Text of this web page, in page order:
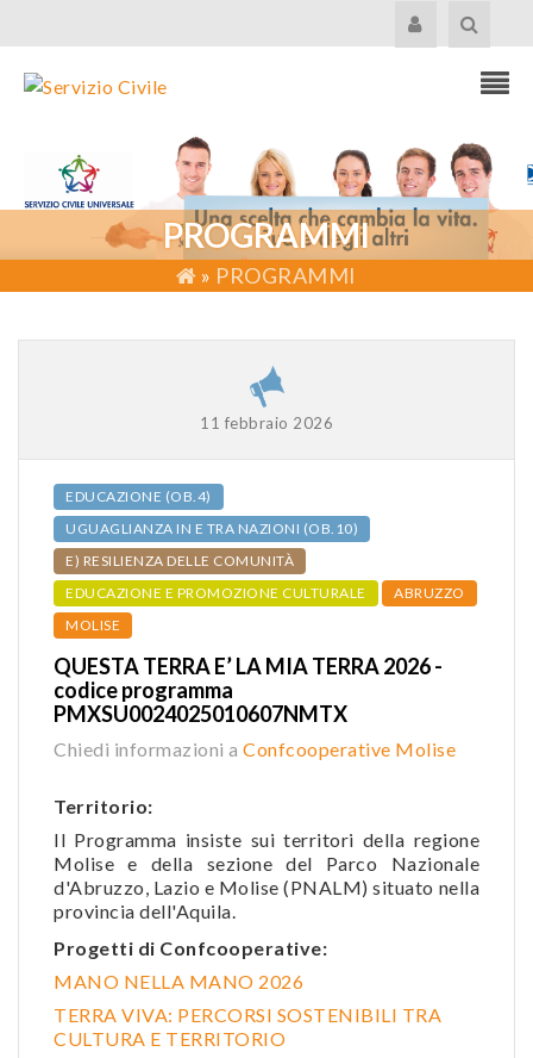
PROGRAMMI
» PROGRAMMI
11 febbraio 2026
EDUCAZIONE (OB.4)
UGUAGLIANZA IN E TRA NAZIONI (OB.10)
E) RESILIENZA DELLE COMUNITÀ
EDUCAZIONE E PROMOZIONE CULTURALE
ABRUZZO
MOLISE
QUESTA TERRA E’ LA MIA TERRA 2026 -
codice programma
PMXSU0024025010607NMTX
Chiedi informazioni a Confcooperative Molise
Territorio:
Il Programma insiste sui territori della regione
Molise e della sezione del Parco Nazionale
d'Abruzzo, Lazio e Molise (PNALM) situato nella
provincia dell'Aquila.
Progetti di Confcooperative:
MANO NELLA MANO 2026
TERRA VIVA: PERCORSI SOSTENIBILI TRA
CULTURA E TERRITORIO